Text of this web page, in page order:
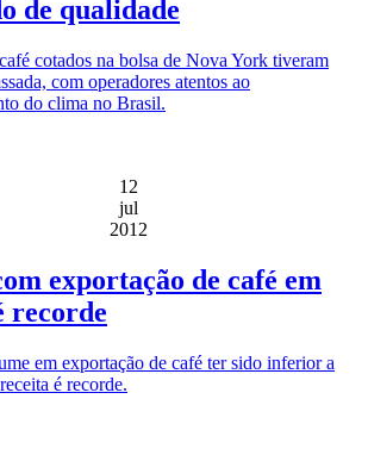
de qualidade
cotados na bolsa de Nova York tiveram
com operadores atentos ao
do clima no Brasil.
12
jul
2012
exportação de café em
recorde
em exportação de café ter sido inferior a
é recorde.